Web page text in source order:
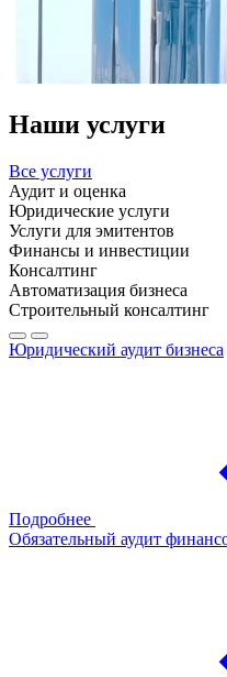
Наши услуги
Все услуги
Аудит и оценка
Юридические услуги
Услуги для эмитентов
Финансы и инвестиции
Консалтинг
Автоматизация бизнеса
Строительный консалтинг
Юридический аудит бизнеса
Подробнее
Обязательный аудит